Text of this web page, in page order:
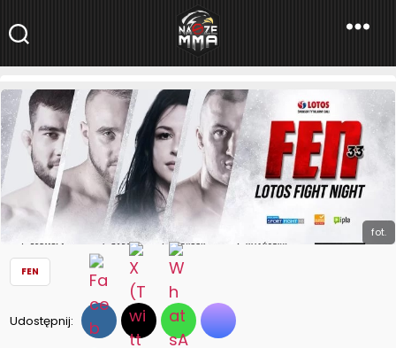
NaszeMMA
NaszeMMA.pl »Aktualności»Polskie MMA»FEN
Pełna karta walk
FEN 33: Formela vs. Frankiewicz. Gdzie i jak obejrzeć sobotnią
galę?
fot.
FEN
Udostępnij: